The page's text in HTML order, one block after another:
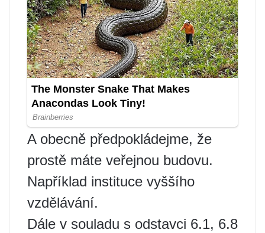
A obecně předpokládejme, že
prostě máte veřejnou budovu.
Například instituce vyššího
vzdělávání.
Dále v souladu s odstavci 6.1, 6.8